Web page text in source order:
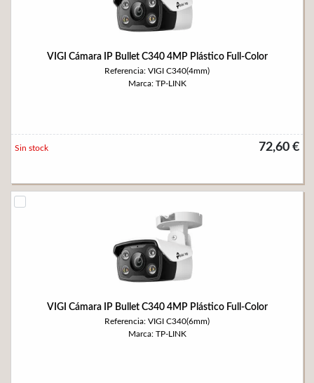
VIGI Cámara IP Bullet C340 4MP Plástico Full-Color
Referencia: VIGI C340(4mm)
Marca: TP-LINK
72,60 €
Sin stock
VIGI Cámara IP Bullet C340 4MP Plástico Full-Color
Referencia: VIGI C340(6mm)
Marca: TP-LINK